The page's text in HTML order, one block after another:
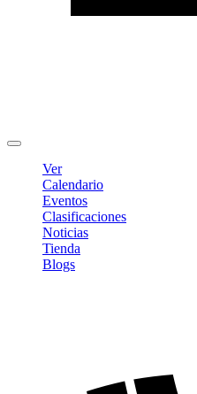
Ver
Calendario
Eventos
Clasificaciones
Noticias
Tienda
Blogs